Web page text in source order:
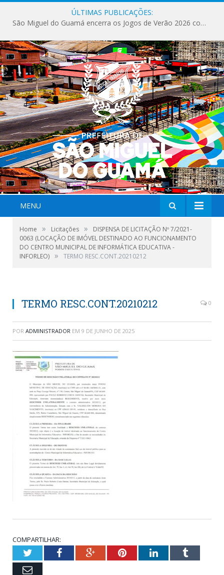
ÚLTIMAS PUBLICAÇÕES:
São Miguel do Guamá encerra os Jogos de Verão 2026 com sucesso de público e competições.
MENU
Home » Licitações »
DISPENSA DE LICITAÇÃO Nº 7/2021-
0063 (LOCAÇÃO DE IMÓVEL DESTINADO AO FUNCIONAMENTO
DO CENTRO MUNICIPAL DE INFORMÁTICA EDUCATIVA -
INFORLEO) » TERMO RESC.CONT.20210212
TERMO RESC.CONT.20210212 0
POR ADMINISTRADOR EM 9 DE JUNHO DE 2025
COMPARTILHAR:
TwitterFacebookGoogle+PinterestLinkedInTumblr
Email